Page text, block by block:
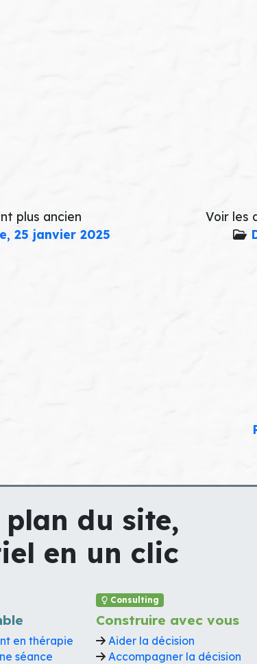
plus ancien
25 janvier 2025
Voir les
plan du site,
en un clic
en thérapie
séance
Consulting
Construire avec vous
Aider la décision
Accompagner la décision